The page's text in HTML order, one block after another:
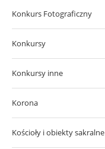
Konkurs Fotograficzny
Konkursy
Konkursy inne
Korona
Kościoły i obiekty sakralne